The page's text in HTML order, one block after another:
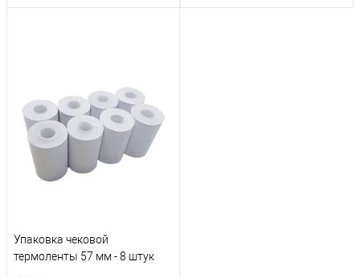
Упаковка чековой
термоленты 57 мм - 8 штук